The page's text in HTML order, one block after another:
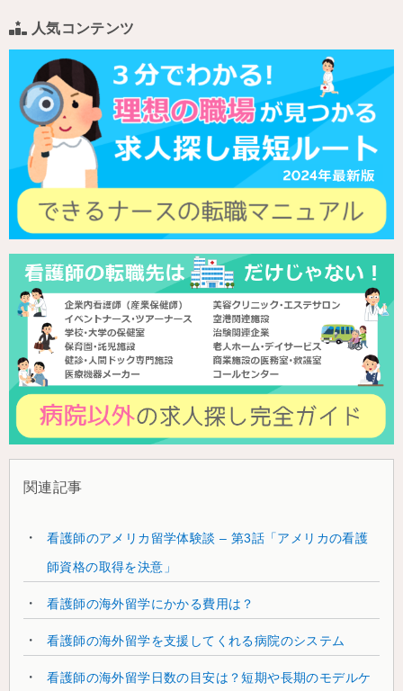
人気コンテンツ
関連記事
看護師のアメリカ留学体験談 – 第3話「アメリカの看護
師資格の取得を決意」
看護師の海外留学にかかる費用は？
看護師の海外留学を支援してくれる病院のシステム
看護師の海外留学日数の目安は？短期や長期のモデルケ